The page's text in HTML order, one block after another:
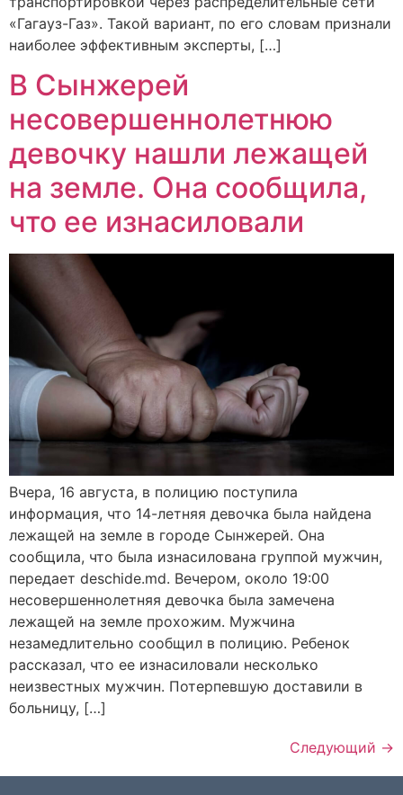
«Гагауз-Газ». Такой вариант, по его словам признали
наиболее эффективным эксперты, […]
В Сынжерей
несовершеннолетнюю
девочку нашли лежащей
на земле. Она сообщила,
что ее изнасиловали
Вчера, 16 августа, в полицию поступила
информация, что 14-летняя девочка была найдена
лежащей на земле в городе Сынжерей. Она
сообщила, что была изнасилована группой мужчин,
передает deschide.md. Вечером, около 19:00
несовершеннолетняя девочка была замечена
лежащей на земле прохожим. Мужчина
незамедлительно сообщил в полицию. Ребенок
рассказал, что ее изнасиловали несколько
неизвестных мужчин. Потерпевшую доставили в
больницу, […]
Следующий →